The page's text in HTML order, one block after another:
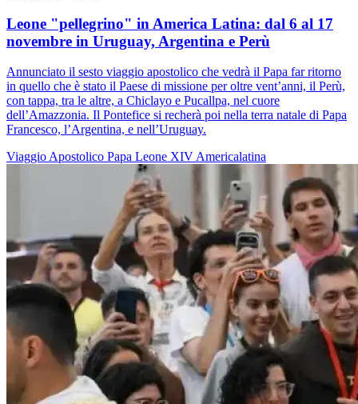
Leone "pellegrino" in America Latina: dal 6 al 17
novembre in Uruguay, Argentina e Perù
Annunciato il sesto viaggio apostolico che vedrà il Papa far ritorno
in quello che è stato il Paese di missione per oltre vent’anni, il Perù,
con tappa, tra le altre, a Chiclayo e Pucallpa, nel cuore
dell’Amazzonia. Il Pontefice si recherà poi nella terra natale di Papa
Francesco, l’Argentina, e nell’Uruguay.
Viaggio Apostolico Papa Leone XIV Americalatina